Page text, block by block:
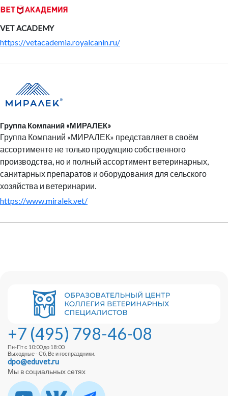
VET ACADEMY
https://vetacademia.royalcanin.ru/
Группа Компаний «МИРАЛЕК»
Группа Компаний «МИРАЛЕК» представляет в своём
ассортименте не только продукцию собственного
производства, но и полный ассортимент ветеринарных,
санитарных препаратов и оборудования для сельского
хозяйства и ветеринарии.
https://www.miralek.vet/
+7 (495) 798-46-08
Пн-Пт с 10:00 до 18:00.
Выходные - Сб, Вс и госпраздники.
dpo@eduvet.ru
Мы в социальных сетях